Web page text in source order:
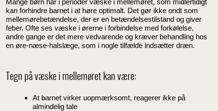
kan forhindre barnet i at høre optimalt. Det gør ikke ondt som
mellemørebetændelse, der er en betændelsestilstand og giver
feber. Ofte ses væske i ørerne i forbindelse med forkølelse,
andre gange er det mere vedvarende og kræver behandling hos
en øre-næse-halslæge, som i nogle tilfælde indsætter dræn.
Tegn på væske i mellemøret kan være:
At barnet virker uopmærksomt, reagerer ikke på
almindelig tale